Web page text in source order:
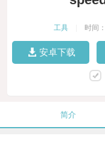
工具 时间
安卓下载
简介